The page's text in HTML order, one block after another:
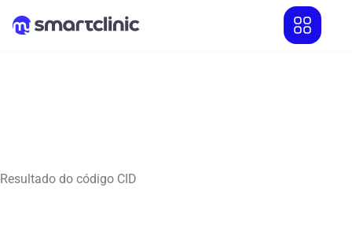
Resultado do código CID